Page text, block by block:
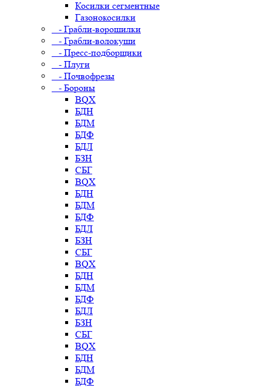
Косилки сегментные
Газонокосилки
- Грабли-ворошилки
- Грабли-волокуши
- Пресс-подборщики
- Плуги
- Почвофрезы
- Бороны
BQX
БДН
БДМ
БДФ
БДЛ
БЗН
СБГ
BQX
БДН
БДМ
БДФ
БДЛ
БЗН
СБГ
BQX
БДН
БДМ
БДФ
БДЛ
БЗН
СБГ
BQX
БДН
БДМ
БДФ